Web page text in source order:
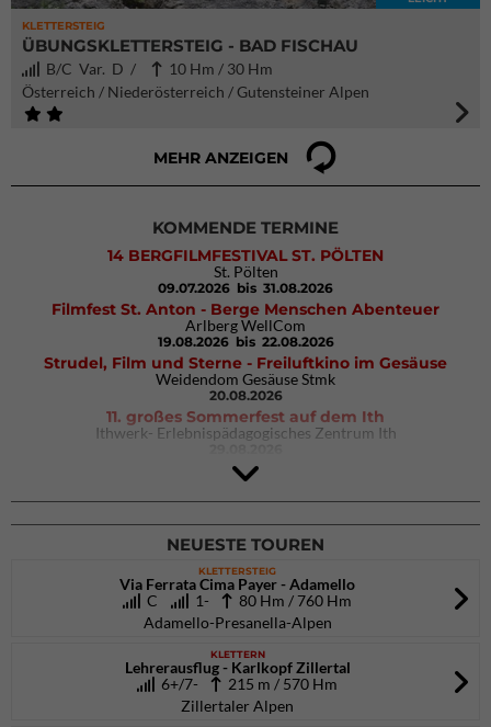
KLETTERSTEIG
ÜBUNGSKLETTERSTEIG - BAD FISCHAU
B/C Var. D /
10 Hm / 30 Hm
Österreich / Niederösterreich / Gutensteiner Alpen
MEHR ANZEIGEN
KOMMENDE TERMINE
14 BERGFILMFESTIVAL ST. PÖLTEN
St. Pölten
09.07.2026 bis 31.08.2026
Filmfest St. Anton - Berge Menschen Abenteuer
Arlberg WellCom
19.08.2026 bis 22.08.2026
Strudel, Film und Sterne - Freiluftkino im Gesäuse
Weidendom Gesäuse Stmk
20.08.2026
11. großes Sommerfest auf dem Ith
Ithwerk- Erlebnispädagogisches Zentrum Ith
4Blocs KIDS 2026
DAV Kletter- & Boulderzentrum München Süd (Thalkirchen)
26.09.2026
NEUESTE TOUREN
KLETTERSTEIG
Via Ferrata Cima Payer - Adamello
C
1-
80 Hm / 760 Hm
Adamello-Presanella-Alpen
KLETTERN
Lehrerausflug - Karlkopf Zillertal
6+/7-
215 m / 570 Hm
Zillertaler Alpen